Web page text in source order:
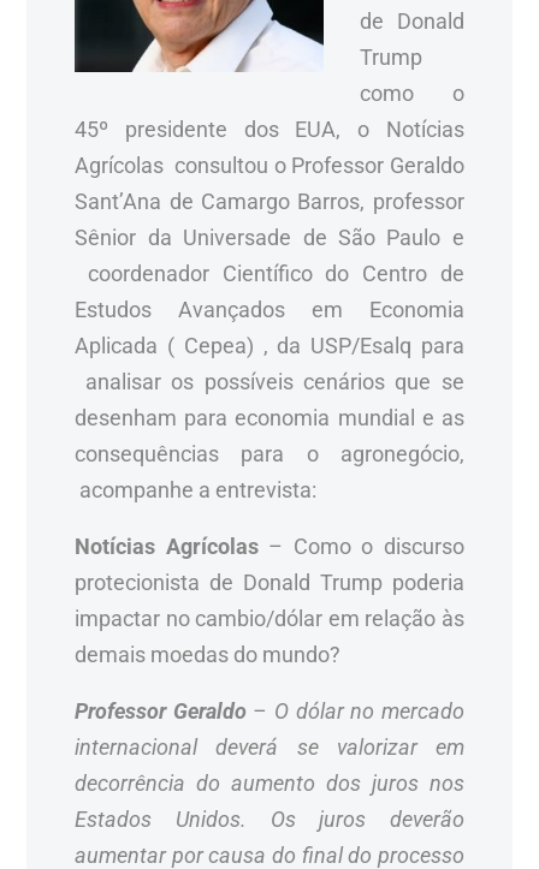
de Donald
Trump
como o
45º presidente dos EUA, o Notícias
Agrícolas consultou o Professor Geraldo
Sant’Ana de Camargo Barros, professor
Sênior da Universade de São Paulo e
coordenador Científico do Centro de
Estudos Avançados em Economia
Aplicada ( Cepea) , da USP/Esalq para
analisar os possíveis cenários que se
desenham para economia mundial e as
consequências para o agronegócio,
acompanhe a entrevista:
Notícias Agrícolas– Como o discurso
protecionista de Donald Trump poderia
impactar no cambio/dólar em relação às
demais moedas do mundo?
Professor Geraldo– O dólar no mercado
internacional deverá se valorizar em
decorrência do aumento dos juros nos
Estados Unidos. Os juros deverão
aumentar por causa do final do processo